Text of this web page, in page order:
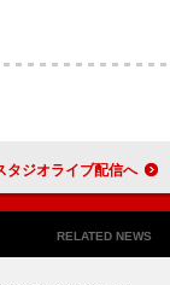
心得」ライブ映像を公開 アルバム発売日にスタジオライブ配信へ
RELATED NEWS